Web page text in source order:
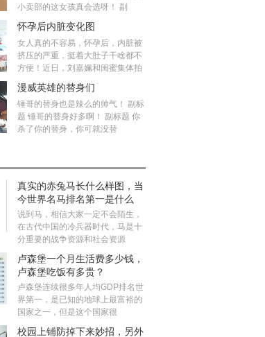
小卖部的这女孩真会选呀！ 副
怀孕后内脏变化图
女人真的不容易，怀孕后，内脏被
挤压的严重，挺着大肚子干啥都不
方便！近日，刘嘉姵和闺蜜集体拍
漫威英雄的替身们
锤哥的替身也是辣么的帅气！ 副标
题 锤哥的替身好多啊！ 副标题 你
杀了你的替身，你可就没替
真实的赤兔马长什么样图，当
今世界名马排名第一是什么
马？
说到马，相信大家一定不会陌生，
在古代中国的冷兵器时代，马是十
分重要的战争资源和社会资源
卢森堡一个月生活费多少钱，
卢森堡吃饭有多贵？
卢森堡连续很多年人均GDP排名世
界第一，是已知的地球上最富裕的
国家之一，但是这个国家很
校园上铺防掉下来妙招，另外